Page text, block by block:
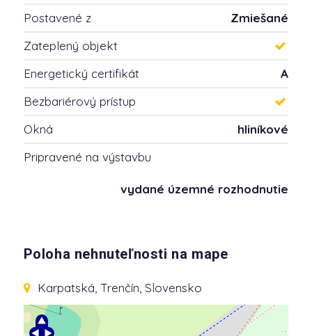
Postavené z
Zmiešané
Zateplený objekt
Energetický certifikát
A
Bezbariérový prístup
Okná
hliníkové
Pripravené na výstavbu
vydané územné rozhodnutie
Poloha nehnuteľnosti na mape
Karpatská , Trenčín, Slovensko